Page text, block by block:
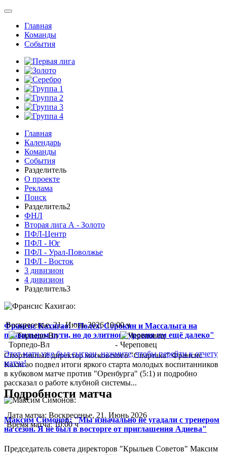
Главная
Команды
События
Главная
Календарь
Команды
События
Разделитель
О проекте
Реклама
Поиск
Разделитель2
ФНЛ
Вторая лига А - Золото
ПФЛ-Центр
ПФЛ - Юг
ПФЛ - Урал-Поволжье
ПФЛ - Восток
3 дивизион
4 дивизион
Разделитель3
Франсис Кахигао: "Полех, Сорокин и Массалыга на
правильном пути, но до элитного уровня им ещё далеко"
Спортивный директор московского "Спартака" Франсис
Кахигао подвел итоги яркого старта молодых воспитанников
в кубковом матче против "Оренбурга" (5:1) и подробно
рассказал о работе клубной системы...
Максим Симонов: "Мы изначально не угадали с тренером
на сезон. Я не был в восторге от приглашения Адиева"
Председатель совета директоров "Крыльев Советов" Максим
Воскресенье, 21. Июнь 2026 10:00 ч
Торпедо-Вл - Череповец
Этот матч уже был сыгран, нажмите, чтобы перейти к отчету
матча!
Подробности матча
Дата матча: Воскресенье, 21. Июнь 2026
Время матча: 10:00 ч